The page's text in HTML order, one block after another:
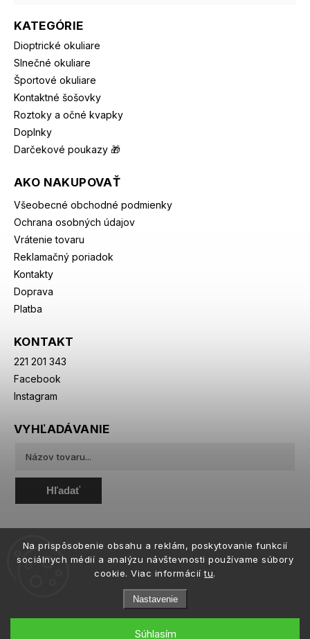
Na prispôsobenie obsahu a reklám, poskytovanie funkcií
sociálnych médií a analýzu návštevnosti používame súbory
cookie. Viac informáciítu.
Nastavenie
Súhlasím
KATEGÓRIE
Dioptrické okuliare
Slnečné okuliare
Športové okuliare
Kontaktné šošovky
Roztoky a očné kvapky
Doplnky
Darčekové poukazy 🎁
AKO NAKUPOVAŤ
Všeobecné obchodné podmienky
Ochrana osobných údajov
Vrátenie tovaru
Reklamačný poriadok
Kontakty
Doprava
Platba
KONTAKT
221 201 343
Facebook
Instagram
VYHĽADÁVANIE
Hľadať